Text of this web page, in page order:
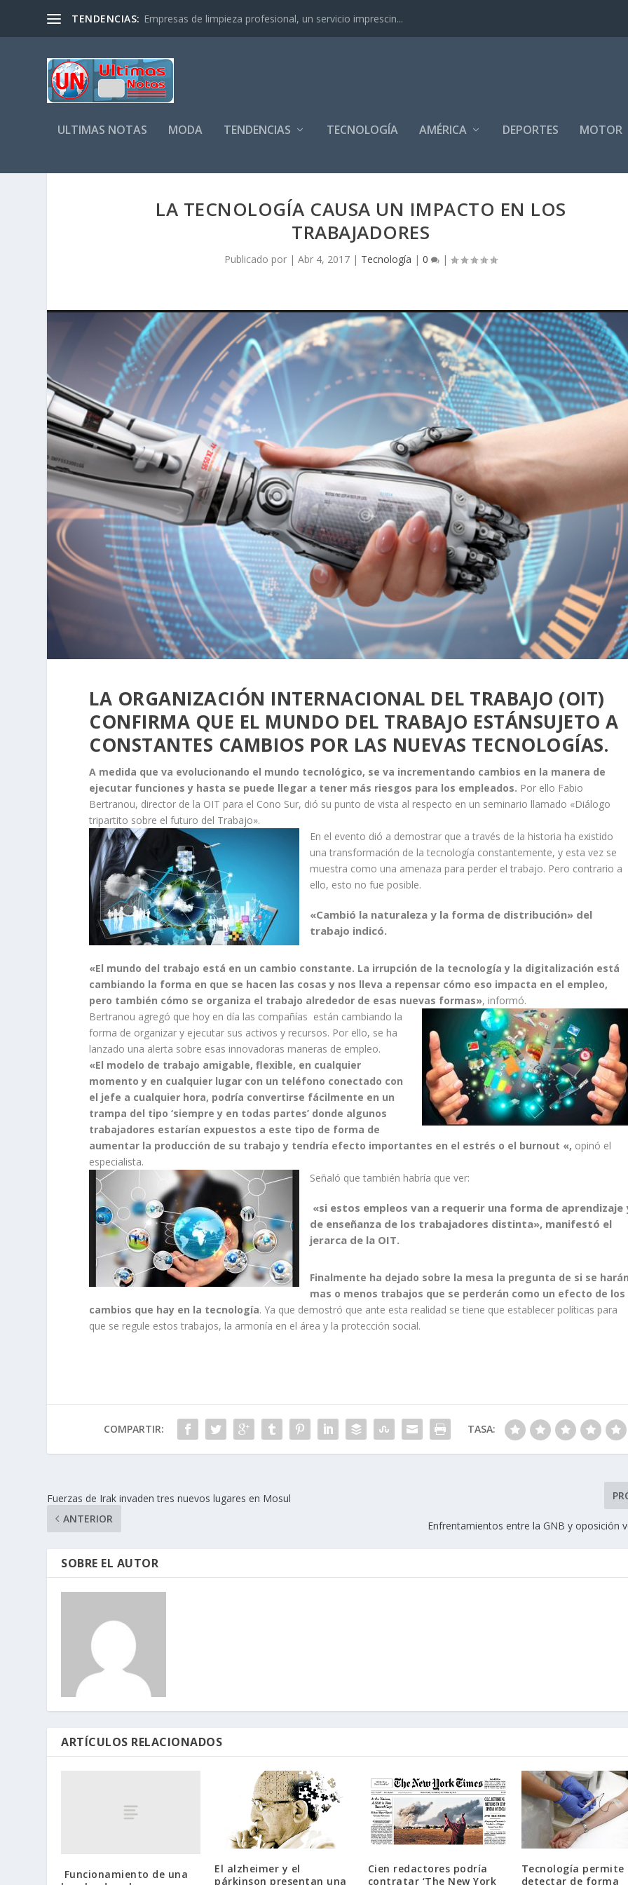
TENDENCIAS: Empresas de limpieza profesional, un servicio imprescin...
ULTIMAS NOTAS MODA TENDENCIAS TECNOLOGÍA AMÉRICA DEPORTES MOTOR
LA TECNOLOGÍA CAUSA UN IMPACTO EN LOS
TRABAJADORES
Publicado por |Abr 4, 2017 | Tecnología |0 |
LA ORGANIZACIÓN INTERNACIONAL DEL TRABAJO (OIT)
CONFIRMA QUE EL MUNDO DEL TRABAJO ESTÁNSUJETO A
CONSTANTES CAMBIOS POR LAS NUEVAS TECNOLOGÍAS.
A medida que va evolucionando el mundo tecnológico, se va incrementando cambios en la manera de
ejecutar funciones y hasta se puede llegar a tener más riesgos para los empleados. Por ello Fabio
Bertranou, director de la OIT para el Cono Sur, dió su punto de vista al respecto en un seminario llamado «Diálogo
tripartito sobre el futuro del Trabajo».
En el evento dió a demostrar que a través de la historia ha existido
una transformación de la tecnología constantemente, y esta vez se
muestra como una amenaza para perder el trabajo. Pero contrario a
ello, esto no fue posible.
«Cambió la naturaleza y la forma de distribución» del
trabajo indicó.
«El mundo del trabajo está en un cambio constante. La irrupción de la tecnología y la digitalización está
cambiando la forma en que se hacen las cosas y nos lleva a repensar cómo eso impacta en el empleo,
pero también cómo se organiza el trabajo alrededor de esas nuevas formas», informó.
Bertranou agregó que hoy en día las compañías están cambiando la
forma de organizar y ejecutar sus activos y recursos. Por ello, se ha
lanzado una alerta sobre esas innovadoras maneras de empleo.
«El modelo de trabajo amigable, flexible, en cualquier
momento y en cualquier lugar con un teléfono conectado con
el jefe a cualquier hora, podría convertirse fácilmente en un
trampa del tipo ‘siempre y en todas partes’ donde algunos
trabajadores estarían expuestos a este tipo de forma de
aumentar la producción de su trabajo y tendría efecto importantes en el estrés o el burnout «, opinó el
especialista.
Señaló que también habría que ver:
«si estos empleos van a requerir una forma de aprendizaje
de enseñanza de los trabajadores distinta», manifestó el
jerarca de la OIT.
Finalmente ha dejado sobre la mesa la pregunta de si se
mas o menos trabajos que se perderán como un efecto de los
cambios que hay en la tecnología. Ya que demostró que ante esta realidad se tiene que establecer políticas para
que se regule estos trabajos, la armonía en el área y la protección social.
COMPARTIR: TASA:
Fuerzas de Irak invaden tres nuevos lugares en Mosul
ANTERIOR
Enfrentamientos entre la GNB y oposición
SOBRE EL AUTOR
ARTÍCULOS RELACIONADOS
Funcionamiento de una
El alzheimer y el
párkinson presentan una
Cien redactores podría
contratar ‘The New York
Tecnología permite
detectar de forma